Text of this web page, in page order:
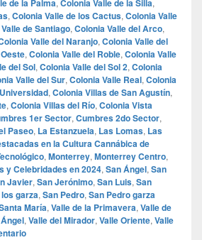
de la Palma, Colonia Valle de la Silla,
, Colonia Valle de los Cactus, Colonia Valle
de Santiago, Colonia Valle del Arco,
Valle del Naranjo, Colonia Valle del
, Colonia Valle del Roble, Colonia Valle
del Sol, Colonia Valle del Sol 2, Colonia
Valle del Sur, Colonia Valle Real, Colonia
, Colonia Villas de San Agustín,
, Colonia Villas del Río, Colonia Vista
1er Sector, Cumbres 2do Sector,
Paseo, La Estanzuela, Las Lomas, Las
en la Cultura Cannábica de
, Monterrey, Monterrey Centro,
y Celebridades en 2024, San Ángel, San
Javier, San Jerónimo, San Luis, San
garza, San Pedro, San Pedro garza
María, Valle de la Primavera, Valle de
, Valle del Mirador, Valle Oriente, Valle